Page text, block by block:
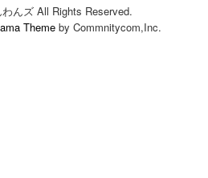
んズ All Rights Reserved.
Theme by Commnitycom,Inc.